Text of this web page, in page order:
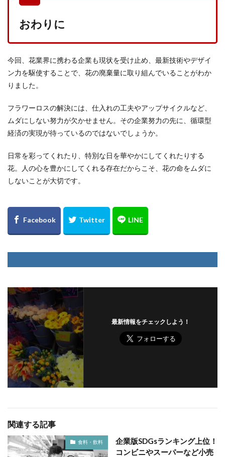
おわりに
今回、花業界に携わる企業も現状を受け止め、最新技術やデザイ
ン力を駆使することで、花の廃棄量に取り組んでいることがわか
りました。
フラワーロスの解決には、仕入れの工夫やアップサイクルなど、
ムダにしない努力が欠かせません。その企業努力の先に、循環型
経済の実現が待っているのではないでしょうか。
日常を彩ってくれたり、特別な日を華やかにしてくれたりする
花。人の心を豊かにしてくれる存在だからこそ、花の命をムダに
しないことが大切です。
最新情報をチェックしよう！
関連する記事
食料・飲料
企業版SDGsランキング上位！
コンビニやスーパーなど小売